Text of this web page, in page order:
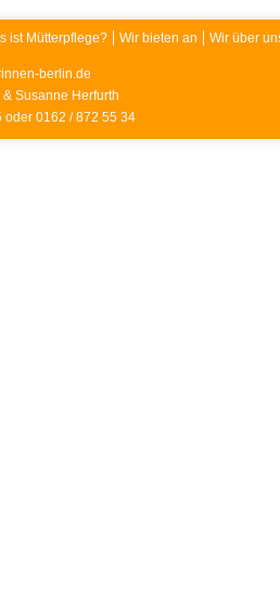
ist Mütterpflege? Wir bieten an Wir über
berlin.de
Susanne Herfurth
oder 0162 / 872 55 34